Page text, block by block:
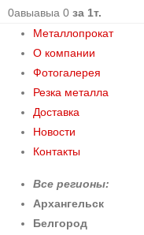
0авыавыа 0 за 1т.
Металлопрокат
О компании
Фотогалерея
Резка металла
Доставка
Новости
Контакты
Все регионы:
Архангельск
Белгород